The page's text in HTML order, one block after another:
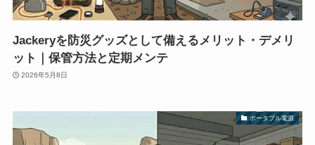
Jackeryを防災グッズとして備えるメリット・デメリ
ット｜保管方法と定期メンテ
2026年5月8日
ポータブル電源